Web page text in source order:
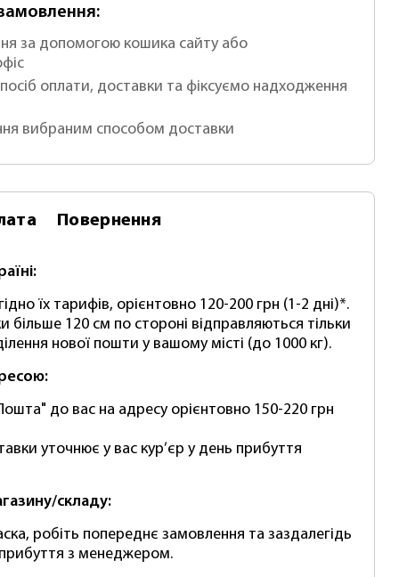
за допомогою кошика сайту або
оплати, доставки та фіксуємо надходження
вибраним способом доставки
Повернення
їх тарифів, орієнтовно 120-200 грн (1-2 дні)*.
більше 120 см по стороні відправляються тільки
нової пошти у вашому місті (до 1000 кг).
до вас на адресу орієнтовно 150-220 грн
уточнює у вас кур’єр у день прибуття
складу:
робіть попереднє замовлення та заздалегідь
з менеджером.